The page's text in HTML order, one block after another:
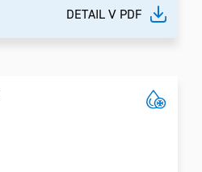
DETAIL V PDF